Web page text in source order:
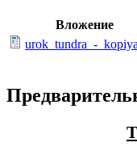
Вложение
urok_tundra_-